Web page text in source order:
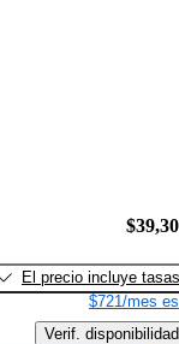
El precio incluye tasas
$721/mes
Verif. disponibilidad